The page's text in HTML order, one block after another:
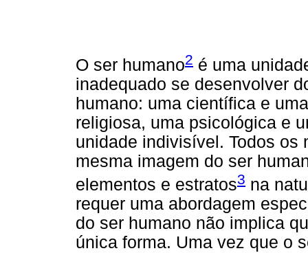
O ser humano2 é uma
inadequado se desenvolver
humano: uma científica e
religiosa, uma psicológica e
unidade indivisível. Todos os
mesma imagem do ser
elementos e estratos3 na
requer uma abordagem
do ser humano não implica
única forma. Uma vez que o